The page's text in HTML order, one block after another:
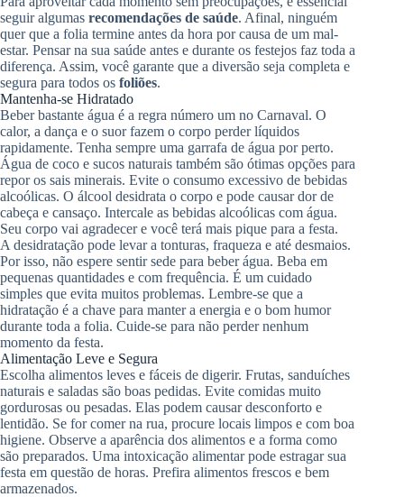
seguir algumas recomendações de saúde. Afinal, ninguém
quer que a folia termine antes da hora por causa de um mal-
estar. Pensar na sua saúde antes e durante os festejos faz toda a
diferença. Assim, você garante que a diversão seja completa e
segura para todos os foliões.
Mantenha-se Hidratado
Beber bastante água é a regra número um no Carnaval. O
calor, a dança e o suor fazem o corpo perder líquidos
rapidamente. Tenha sempre uma garrafa de água por perto.
Água de coco e sucos naturais também são ótimas opções para
repor os sais minerais. Evite o consumo excessivo de bebidas
alcoólicas. O álcool desidrata o corpo e pode causar dor de
cabeça e cansaço. Intercale as bebidas alcoólicas com água.
Seu corpo vai agradecer e você terá mais pique para a festa.
A desidratação pode levar a tonturas, fraqueza e até desmaios.
Por isso, não espere sentir sede para beber água. Beba em
pequenas quantidades e com frequência. É um cuidado
simples que evita muitos problemas. Lembre-se que a
hidratação é a chave para manter a energia e o bom humor
durante toda a folia. Cuide-se para não perder nenhum
momento da festa.
Alimentação Leve e Segura
Escolha alimentos leves e fáceis de digerir. Frutas, sanduíches
naturais e saladas são boas pedidas. Evite comidas muito
gordurosas ou pesadas. Elas podem causar desconforto e
lentidão. Se for comer na rua, procure locais limpos e com boa
higiene. Observe a aparência dos alimentos e a forma como
são preparados. Uma intoxicação alimentar pode estragar sua
festa em questão de horas. Prefira alimentos frescos e bem
armazenados.